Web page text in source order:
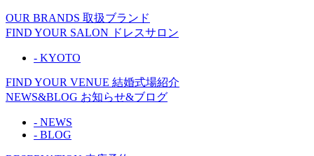
OUR BRANDS 取扱ブランド
FIND YOUR SALON ドレスサロン
- KYOTO
FIND YOUR VENUE 結婚式場紹介
NEWS&BLOG お知らせ&ブログ
- NEWS
- BLOG